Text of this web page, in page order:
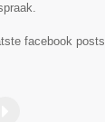
facebook posts